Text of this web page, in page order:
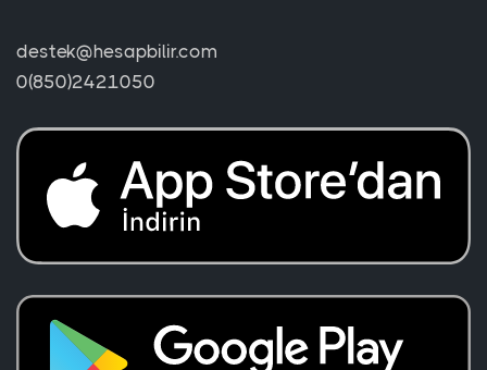
destek@hesapbilir.com
0(850)2421050